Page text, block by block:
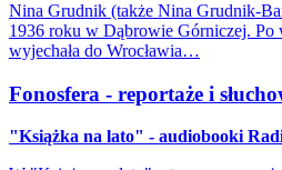
Nina Grudnik (także Nina Grudnik-
1936 roku w Dąbrowie Górniczej. Po
wyjechała do Wrocławia…
Fonosfera - reportaże i
"Książka na lato" - audiobooki